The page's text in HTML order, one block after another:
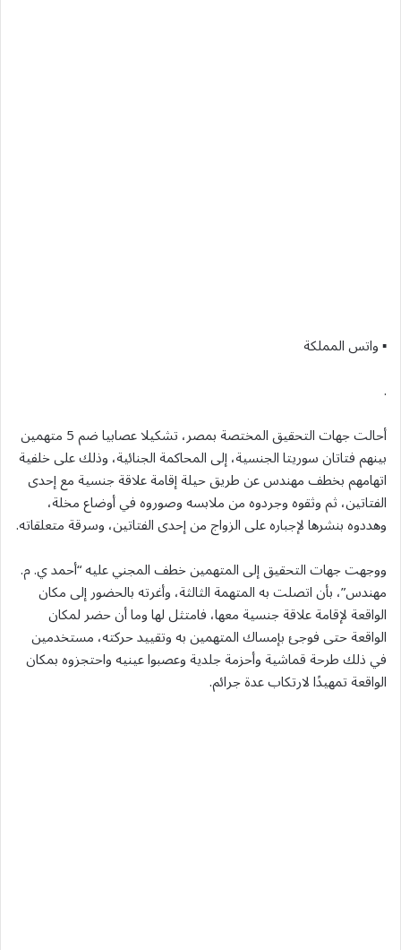
▪︎ واتس المملكة
.
أحالت جهات التحقيق المختصة بمصر، تشكيلا عصابيا ضم 5 متهمين
بينهم فتاتان سوريتا الجنسية، إلى المحاكمة الجنائية، وذلك على خلفية
اتهامهم بخطف مهندس عن طريق حيلة إقامة علاقة جنسية مع إحدى
الفتاتين، ثم وثقوه وجردوه من ملابسه وصوروه في أوضاع مخلة،
وهددوه بنشرها لإجباره على الزواج من إحدى الفتاتين، وسرقة متعلقاته.
ووجهت جهات التحقيق إلى المتهمين خطف المجني عليه “أحمد ي. م.
مهندس”، بأن اتصلت به المتهمة الثالثة، وأغرته بالحضور إلى مكان
الواقعة لإقامة علاقة جنسية معها، فامتثل لها وما أن حضر لمكان
الواقعة حتى فوجئ بإمساك المتهمين به وتقييد حركته، مستخدمين
في ذلك طرحة قماشية وأحزمة جلدية وعصبوا عينيه واحتجزوه بمكان
الواقعة تمهيدًا لارتكاب عدة جرائم.